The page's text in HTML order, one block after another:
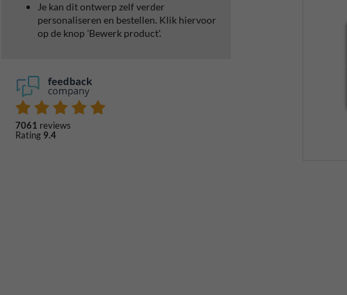
Je kan dit ontwerp zelf verder
personaliseren en bestellen. Klik hiervoor
op de knop 'Bewerk product'.
7061 reviews
Rating 9.4